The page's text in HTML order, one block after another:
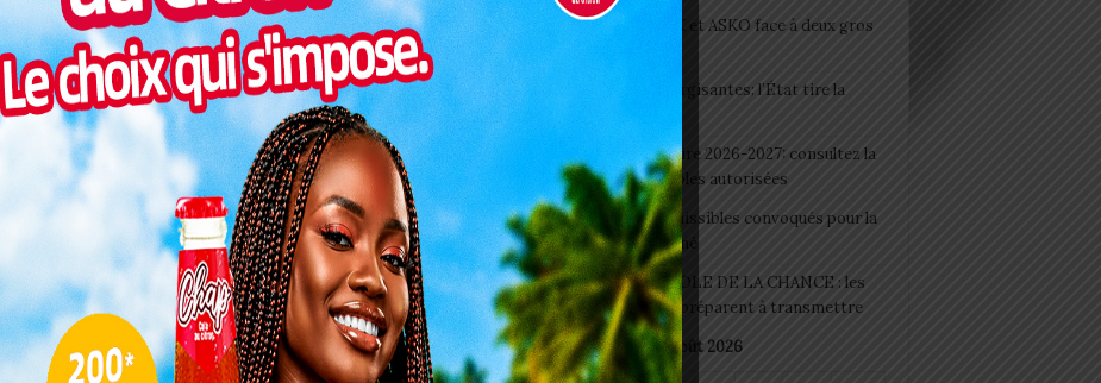
Interclubs CAF: ASCK et ASKO face à deux gros
Togo/ Boissons énergisantes: l’État tire la
Togo/ Rentrée scolaire 2026-2027: consultez la
liste officielle des écoles autorisées
ESSAL 2026 : les admissibles convoqués pour la
visite médicale à Lomé
SWEDD+ Togo / ECOLE DE LA CHANCE : les
maitres-artisans se préparent à transmettre
août 2026